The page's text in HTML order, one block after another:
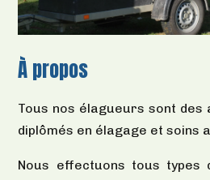
À propos
Tous nos élagueurs sont
diplômés en élagage et soins
Nous effectuons tous types